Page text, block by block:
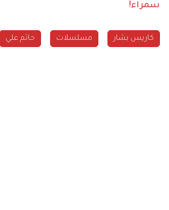
سمراء!
كاريس بشار مسلسلات حاتم علي